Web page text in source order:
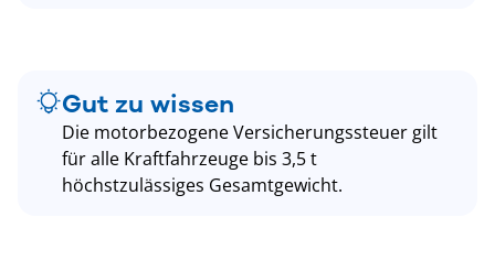
Gut zu wissen
Die motorbezogene Versicherungssteuer gilt
für alle Kraftfahrzeuge bis 3,5 t
höchstzulässiges Gesamtgewicht.